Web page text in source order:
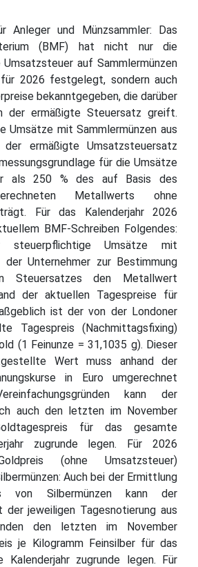
Anleger und Münzsammler: Das
(BMF) hat nicht nur die
auf Sammlermünzen
2026 festgelegt, sondern auch
bekanntgegeben, die darüber
der ermäßigte Steuersatz greift.
Umsätze mit Sammlermünzen aus
ermäßigte Umsatzsteuersatz
für die Umsätze
als 250 % des auf Basis des
Metallwerts ohne
Für das Kalenderjahr 2026
BMF-Schreiben Folgendes:
steuerpflichtige Umsätze mit
der Unternehmer zur Bestimmung
Steuersatzes den Metallwert
der aktuellen Tagespreise für
ist der von der Londoner
Tagespreis (Nachmittagsfixing)
(1 Feinunze = 31,1035 g). Dieser
Wert muss anhand der
in Euro umgerechnet
kann der
auch den letzten im November
für das gesamte
zugrunde legen. Für 2026
(ohne Umsatzsteuer)
Auch bei der Ermittlung
von Silbermünzen kann der
jeweiligen Tagesnotierung aus
den letzten im November
je Kilogramm Feinsilber für das
Kalenderjahr zugrunde legen. Für